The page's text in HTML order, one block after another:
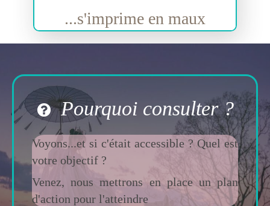
...s'imprime en maux
Pourquoi consulter ?
Voyons...et si c'était accessible ? Quel est
votre objectif ?
Venez, nous mettrons en place un plan
d'action pour l'atteindre